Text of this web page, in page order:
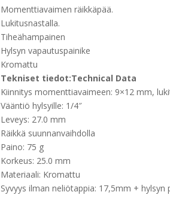
Momenttiavaimen räikkäpää.
Lukitusnastalla.
Tiheähampainen
Hylsyn vapautuspainike
Kromattu
Tekniset tiedot:Technical Data
Kiinnitys momenttiavaimeen: 9×12 mm,
Vääntiö hylsyille: 1/4″
Leveys: 27.0 mm
Räikkä suunnanvaihdolla
Paino: 75 g
Korkeus: 25.0 mm
Materiaali: Kromattu
Syvyys ilman neliötappia: 17,5mm + hylsyn